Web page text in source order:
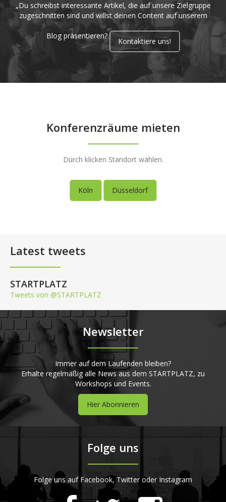
„Du schreibst interessante Artikel, die auf unsere Zielgruppe
zugeschnitten sind und willst deinen Content auf unserem
Blog präsentieren?
Kontaktiere uns!
Konferenzräume mieten
Durch klicken Standort wählen.
Köln Düsseldorf
Latest tweets
STARTPLATZ
Tweets von @STARTPLATZ
Newsletter
Immer auf dem Laufenden bleiben?
Erhalte regelmäßig alle News aus dem STARTPLATZ, zu
Workshops und Events.
Hier Abonnieren
Folge uns
Folge uns auf Facebook, Twitter oder Instagram